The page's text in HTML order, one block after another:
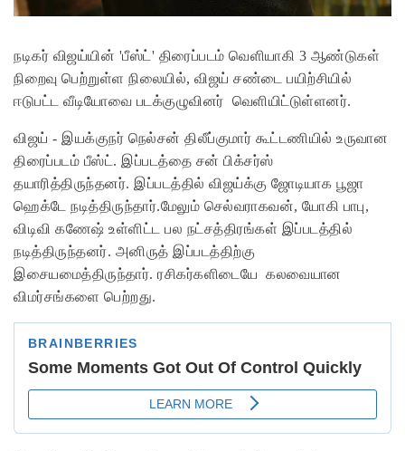
நடிகர் விஜய்யின் 'பீஸ்ட்' திரைப்படம் வெளியாகி 3 ஆண்டுகள்
நிறைவு பெற்றுள்ள நிலையில், விஜய் சண்டை பயிற்சியில்
ஈடுபட்ட வீடியோவை படக்குழுவினர் வெளியிட்டுள்ளனர்.
விஜய் - இயக்குநர் நெல்சன் திலீப்குமார் கூட்டணியில் உருவான
திரைப்படம் பீஸ்ட். இப்படத்தை சன் பிக்சர்ஸ்
தயாரித்திருந்தனர். இப்படத்தில் விஜய்க்கு ஜோடியாக பூஜா
ஹெக்டே நடித்திருந்தார்.மேலும் செல்வராகவன், யோகி பாபு,
விடிவி கணேஷ் உள்ளிட்ட பல நட்சத்திரங்கள் இப்படத்தில்
நடித்திருந்தனர். அனிருத் இப்படத்திற்கு
இசையமைத்திருந்தார். ரசிகர்களிடையே கலவையான
விமர்சங்களை பெற்றது.